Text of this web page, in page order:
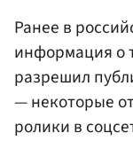
Ранее в
информация о
разрешил
— некоторые
ролики в